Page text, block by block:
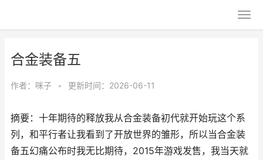
合金装备五
作者： 咪子 • 更新时间：2026-06-11
摘要：十年期待的释放我从合金装备初代就开始玩这个系
列，和平行者让我看到了开放世界的雏形，所以当合金装
备五幻痛公布时我无比期待，2015年游戏发售，我当天就